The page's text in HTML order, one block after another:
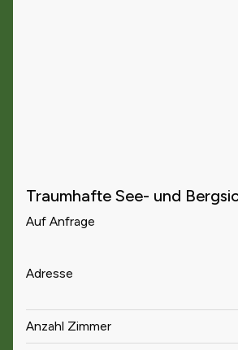
Traumhafte See- und
Auf Anfrage
Adresse
Anzahl Zimmer